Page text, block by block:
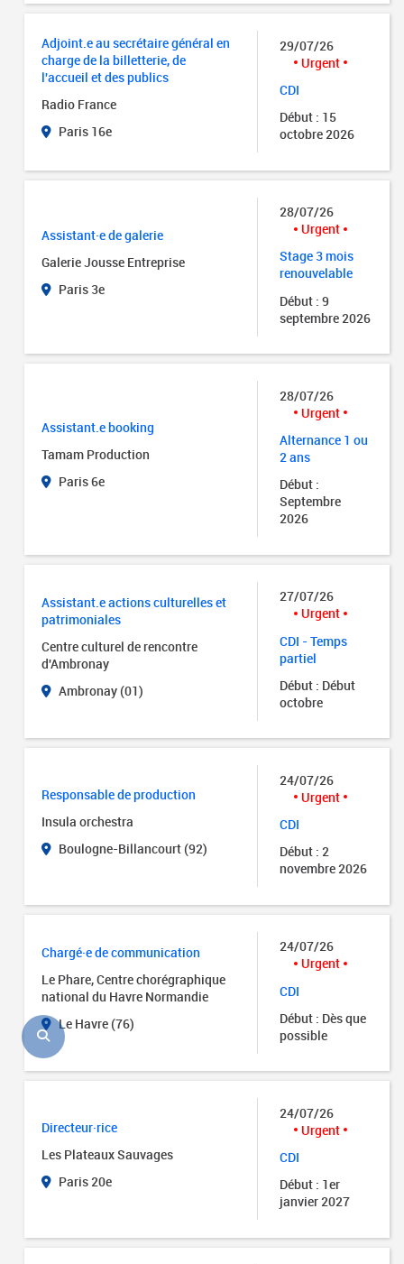
Adjoint.e au secrétaire général en
charge de la billetterie, de
l'accueil et des publics
Radio France
Paris 16e
29/07/26
Urgent
CDI
Début : 15
octobre 2026
Assistant·e de galerie
Galerie Jousse Entreprise
Paris 3e
28/07/26
Urgent
Stage 3 mois
renouvelable
Début : 9
septembre 2026
Assistant.e booking
Tamam Production
Paris 6e
28/07/26
Urgent
Alternance 1 ou
2 ans
Début :
Septembre
2026
Assistant.e actions culturelles et
patrimoniales
Centre culturel de rencontre
d'Ambronay
Ambronay (01)
27/07/26
Urgent
CDI - Temps
partiel
Début : Début
octobre
Responsable de production
Insula orchestra
Boulogne-Billancourt (92)
24/07/26
Urgent
CDI
Début : 2
novembre 2026
Chargé·e de communication
Le Phare, Centre chorégraphique
national du Havre Normandie
Le Havre (76)
24/07/26
Urgent
CDI
Début : Dès que
possible
Directeur·rice
Les Plateaux Sauvages
Paris 20e
24/07/26
Urgent
CDI
Début : 1er
janvier 2027